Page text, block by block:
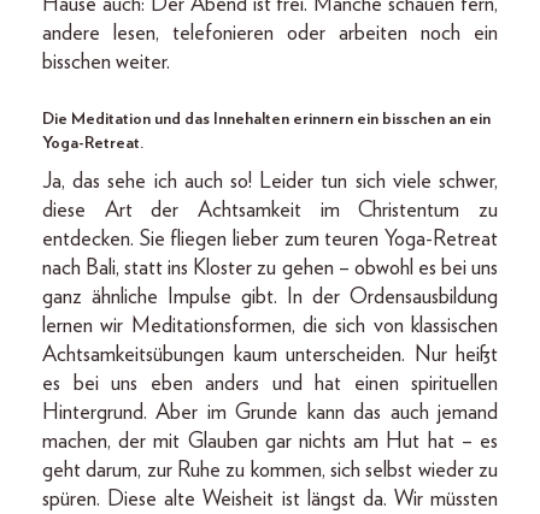
Hause auch: Der Abend ist frei. Manche schauen fern,
andere lesen, telefonieren oder arbeiten noch ein
bisschen weiter.
Die Meditation und das Innehalten erinnern ein bisschen an ein
Yoga-Retreat.
Ja, das sehe ich auch so! Leider tun sich viele schwer,
diese Art der Achtsamkeit im Christentum zu
entdecken. Sie fliegen lieber zum teuren Yoga-Retreat
nach Bali, statt ins Kloster zu gehen – obwohl es bei uns
ganz ähnliche Impulse gibt. In der Ordensausbildung
lernen wir Meditationsformen, die sich von klassischen
Achtsamkeitsübungen kaum unterscheiden. Nur heißt
es bei uns eben anders und hat einen spirituellen
Hintergrund. Aber im Grunde kann das auch jemand
machen, der mit Glauben gar nichts am Hut hat – es
geht darum, zur Ruhe zu kommen, sich selbst wieder zu
spüren. Diese alte Weisheit ist längst da. Wir müssten